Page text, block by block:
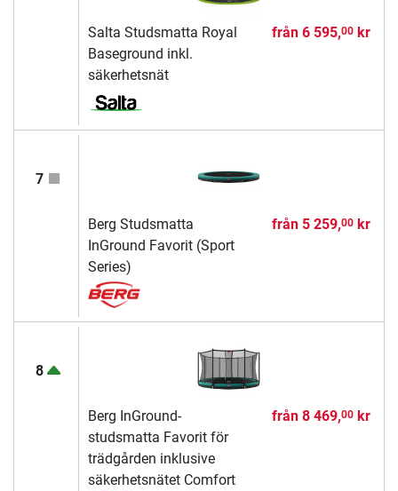
Salta Studsmatta Royal
Baseground inkl.
säkerhetsnät
från 6 595,00kr
7
Berg Studsmatta
InGround Favorit (Sport
Series)
från 5 259,00kr
8
Berg InGround-
studsmatta Favorit för
trädgården inklusive
säkerhetsnätet Comfort
från 8 469,00kr